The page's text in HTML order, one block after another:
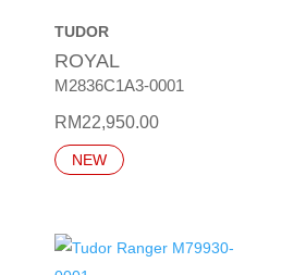
TUDOR
ROYAL
M2836C1A3-0001
RM22,950.00
NEW